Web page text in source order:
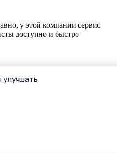
у этой компании сервис
доступно и быстро
улучшать